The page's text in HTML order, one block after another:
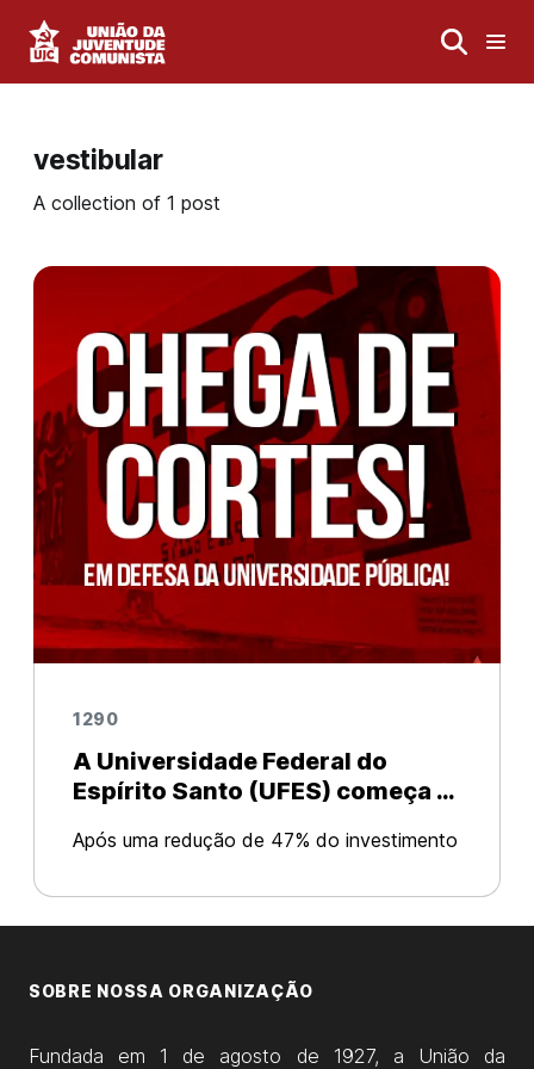
vestibular
A collection of 1 post
1290
A Universidade Federal do
Espírito Santo (UFES) começa o
mais cortes.
Após uma redução de 47% do investimento
se repete. No inicio deste semestre o
cardápio do restaurante universitário já foi
SOBRE NOSSA ORGANIZAÇÃO
Fundada em 1 de agosto de 1927, a União da